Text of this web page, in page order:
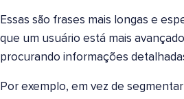
Essas são frases mais longas e
que um usuário está mais
procurando informações
Por exemplo, em vez de